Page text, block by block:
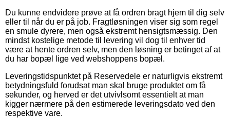
Du kunne endvidere prøve at få ordren bragt hjem til dig selv
eller til når du er på job. Fragtløsningen viser sig som regel
en smule dyrere, men også ekstremt hensigtsmæssig. Den
mindst kostelige metode til levering vil dog til enhver tid
være at hente ordren selv, men den løsning er betinget af at
du har bopæl lige ved webshoppens bopæl.
Leveringstidspunktet på Reservedele er naturligvis ekstremt
betydningsfuld forudsat man skal bruge produktet om få
sekunder, og herved er det utvivlsomt essentielt at man
kigger nærmere på den estimerede leveringsdato ved den
respektive vare.